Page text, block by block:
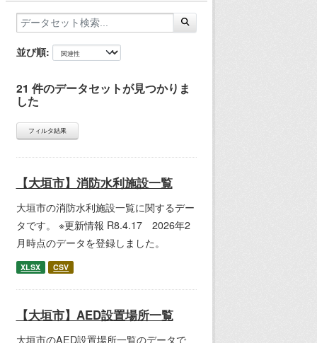
並び順
21 件のデータセットが見つかりま
した
フィルタ結果
【大垣市】消防水利施設一覧
大垣市の消防水利施設一覧に関するデー
タです。 ※更新情報 R8.4.17 2026年2
月時点のデータを登録しました。
XLSX CSV
【大垣市】AED設置場所一覧
大垣市のAED設置場所一覧のデータで